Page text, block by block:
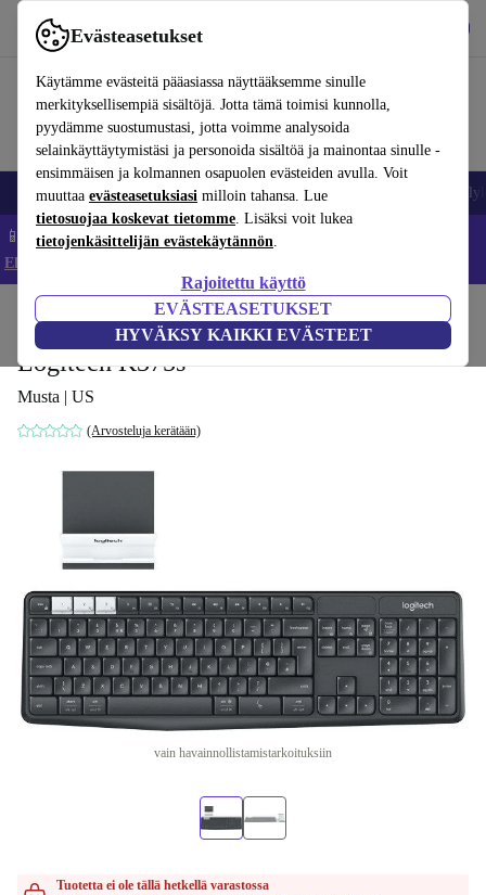
Evästeasetukset
Käytämme evästeitä pääasiassa näyttääksemme sinulle
merkityksellisempiä sisältöjä. Jotta tämä toimisi kunnolla,
pyydämme suostumustasi, jotta voimme analysoida
selainkäyttäytymistäsi ja personoida sisältöä ja mainontaa sinulle -
ensimmäisen ja kolmannen osapuolen evästeiden avulla. Voit
muuttaa evästeasetuksiasi milloin tahansa. Lue
tietosuojaa koskevat tietomme. Lisäksi voit lukea
tietojenkäsittelijän evästekäytännön.
Rajoitettu käyttö
EVÄSTEASETUKSET
HYVÄKSY KAIKKI EVÄSTEET
Käytä refurbed-palvelua nopeasti ja helposti
Matkapuhelimet ja älypuhelimet Kannettavat tietokoneet
📱 Säästä 5 % LISÄÄ iPhoneista – Koodi: IPHONEDEAL –
Ehdot ja säännöt
Tarvikkeet Tietokonetarvikkeet Näppäimistöt
Logitech K375s
Musta | US
(Arvosteluja kerätään)
vain havainnollistamistarkoituksiin
Tuotetta ei ole tällä hetkellä varastossa